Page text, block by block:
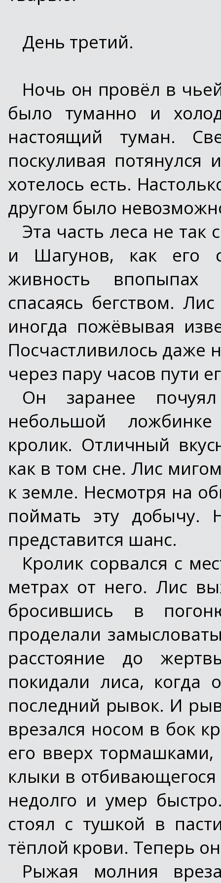
День третий.
Ночь он провёл в
было туманно и
настоящий туман.
поскуливая потянулся
хотелось есть.
другом было
Эта часть леса не так
и Шагунов, как его
живность впопыпах
спасаясь бегством.
иногда пожёвывая
Посчастливилось даже
через пару часов пути
Он заранее
небольшой
кролик. Отличный
как в том сне. Лис
к земле. Несмотря на
поймать эту добычу.
представится шанс.
Кролик сорвался с
метрах от него. Лис
бросившись в
проделали
расстояние до
покидали лиса,
последний рывок. И
врезался носом в бок
его вверх
клыки в отбивающегося
недолго и умер
стоял с тушкой в
тёплой крови. Теперь
Рыжая молния